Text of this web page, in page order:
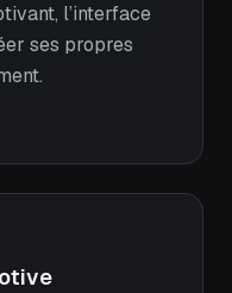
l’interface
ses propres